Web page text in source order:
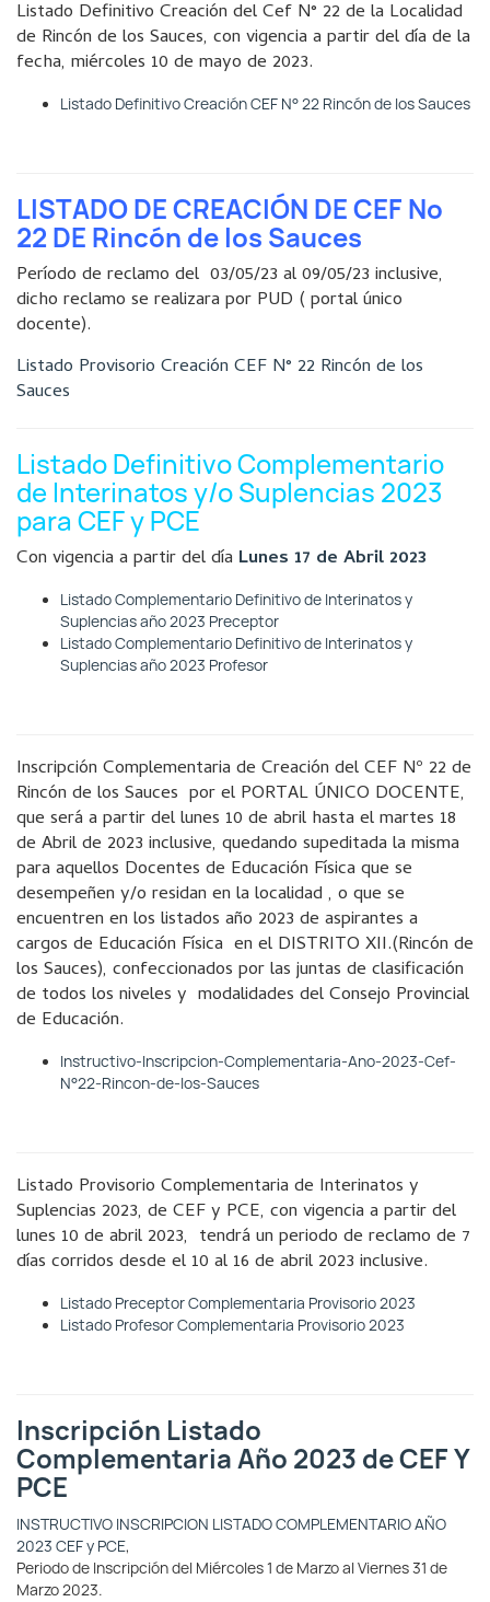
Listado Definitivo Creación del Cef N° 22 de la Localidad
de Rincón de los Sauces, con vigencia a partir del día de la
fecha, miércoles 10 de mayo de 2023.
Listado Definitivo Creación CEF N° 22 Rincón de los Sauces
LISTADO DE CREACIÓN DE CEF Nº
22 DE Rincón de los Sauces
Período de reclamo del 03/05/23 al 09/05/23 inclusive,
dicho reclamo se realizara por PUD ( portal único
docente).
Listado Provisorio Creación CEF N° 22 Rincón de los
Sauces
Listado Definitivo Complementario
de Interinatos y/o Suplencias 2023
para CEF y PCE
Con vigencia a partir del día Lunes 17 de Abril 2023
Listado Complementario Definitivo de Interinatos y
Suplencias año 2023 Preceptor
Listado Complementario Definitivo de Interinatos y
Suplencias año 2023 Profesor
Inscripción Complementaria de Creación del CEF Nº 22 de
Rincón de los Sauces por el PORTAL ÚNICO DOCENTE,
que será a partir del lunes 10 de abril hasta el martes 18
de Abril de 2023 inclusive, quedando supeditada la misma
para aquellos Docentes de Educación Física que se
desempeñen y/o residan en la localidad , o que se
encuentren en los listados año 2023 de aspirantes a
cargos de Educación Física en el DISTRITO XII.(Rincón de
los Sauces), confeccionados por las juntas de clasificación
de todos los niveles y modalidades del Consejo Provincial
de Educación.
Instructivo-Inscripcion-Complementaria-Ano-2023-Cef-
N°22-Rincon-de-los-Sauces
Listado Provisorio Complementaria de Interinatos y
Suplencias 2023, de CEF y PCE, con vigencia a partir del
lunes 10 de abril 2023, tendrá un periodo de reclamo de 7
días corridos desde el 10 al 16 de abril 2023 inclusive.
Listado Preceptor Complementaria Provisorio 2023
Listado Profesor Complementaria Provisorio 2023
Inscripción Listado
Complementaria Año 2023 de CEF Y
PCE
INSTRUCTIVO INSCRIPCION LISTADO COMPLEMENTARIO AÑO
2023 CEF y PCE,
Periodo de Inscripción del Miércoles 1 de Marzo al Viernes 31 de
Marzo 2023.